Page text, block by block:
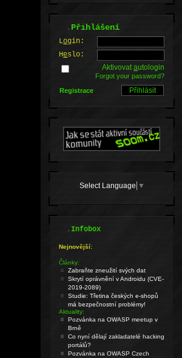
.Přihlášení
Login:
Heslo:
Aktivovatautologin
Forgot your password?
Registrace
Select Language ▼
.Infobox
Nejnovější:
Články:
Zabraňte zneužití svých dat
Skrytí oprávnění v Androidu (CVE-
2019-2089)
Studie: Třetina českých e-shopů
má bezpečnostní problémy!
Aktuality:
Pozvánka na OWASP meetup v
Brně
Co nyní dělají zakladatelé hacking
portálů?
Pozvánka na OWASP Czech